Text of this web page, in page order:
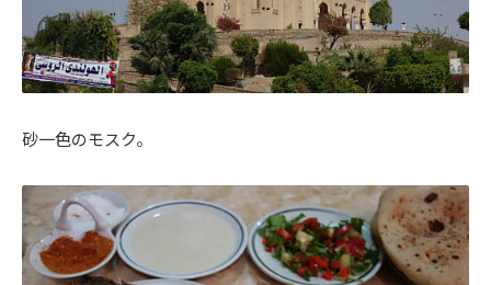
砂一色のモスク。